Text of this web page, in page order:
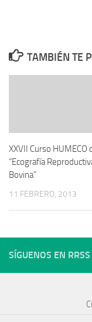
TAMBIÉN TE
XXVII Curso HUMECO
“Ecografía
Bovina”
11 FEBRERO, 2013
SÍGUENOS EN RRSS